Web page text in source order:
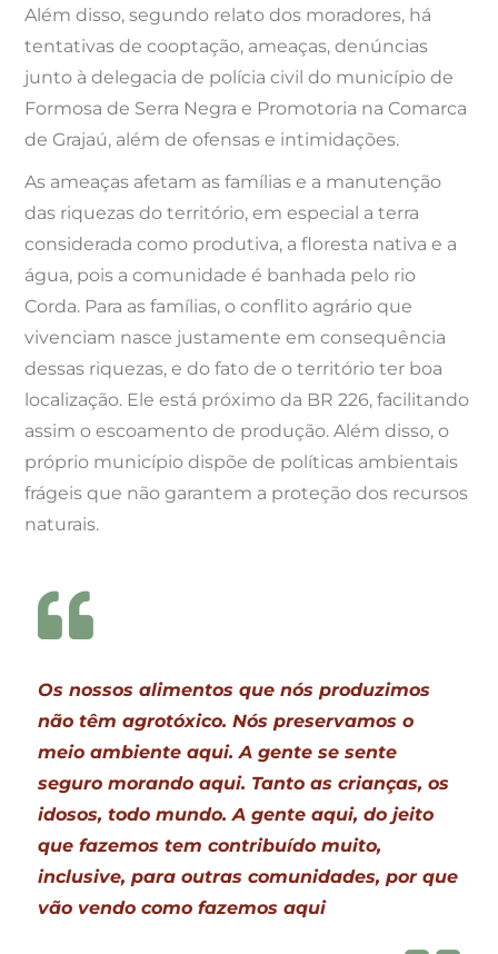
Além disso, segundo relato dos moradores, há
tentativas de cooptação, ameaças, denúncias
junto à delegacia de polícia civil do município de
Formosa de Serra Negra e Promotoria na Comarca
de Grajaú, além de ofensas e intimidações.
As ameaças afetam as famílias e a manutenção
das riquezas do território, em especial a terra
considerada como produtiva, a floresta nativa e a
água, pois a comunidade é banhada pelo rio
Corda. Para as famílias, o conflito agrário que
vivenciam nasce justamente em consequência
dessas riquezas, e do fato de o território ter boa
localização. Ele está próximo da BR 226, facilitando
assim o escoamento de produção. Além disso, o
próprio município dispõe de políticas ambientais
frágeis que não garantem a proteção dos recursos
naturais.
Os nossos alimentos que nós produzimos
não têm agrotóxico. Nós preservamos o
meio ambiente aqui. A gente se sente
seguro morando aqui. Tanto as crianças, os
idosos, todo mundo. A gente aqui, do jeito
que fazemos tem contribuído muito,
inclusive, para outras comunidades, por que
vão vendo como fazemos aqui